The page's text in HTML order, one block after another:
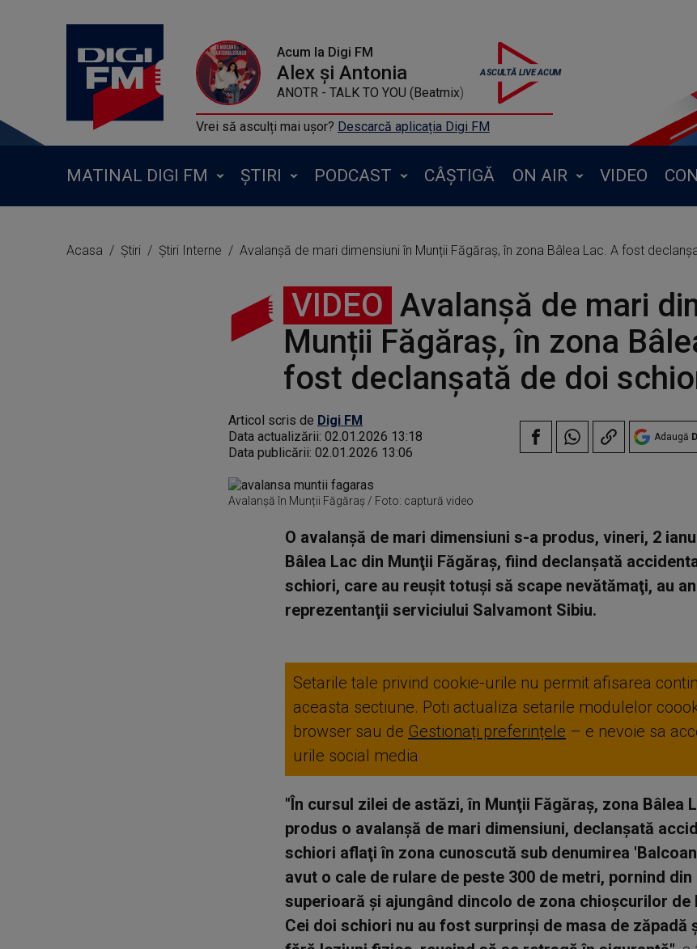
Acum la Digi FM
Alex și Antonia
ANOTR - TALK TO YOU (Beatmix)
Vrei să asculți mai ușor? Descarcă aplicația Digi FM
MATINAL DIGI FM ȘTIRI PODCAST CÂȘTIGĂ ON AIR VIDEO
Acasa Știri Știri Interne Avalanșă de mari dimensiuni în Munții Făgăraș, în zona Bâlea Lac. A fost
VIDEO Avalanșă de mari
Munții Făgăraș, în zona
fost declanșată de doi
Articol scris de Digi FM
Data actualizării: 02.01.2026 13:18
Data publicării: 02.01.2026 13:06
Adaugă
Avalanșă în Munții Făgăraș / Foto: captură video
O avalanşă de mari dimensiuni s-a produs, vineri, 2
Bâlea Lac din Munţii Făgăraş, fiind declanşată
schiori, care au reuşit totuşi să scape nevătămaţi, au
reprezentanţii serviciului Salvamont Sibiu.
Setarile tale privind cookie-urile nu permit afisarea
aceasta sectiune. Poti actualiza setarile modulelor
browser sau de Gestionați preferințele – e nevoie sa
urile social media
"În cursul zilei de astăzi, în Munţii Făgăraş, zona Bâlea
produs o avalanşă de mari dimensiuni, declanşată
schiori aflaţi în zona cunoscută sub denumirea
avut o cale de rulare de peste 300 de metri, pornind din
superioară şi ajungând dincolo de zona chioşcurilor de
Cei doi schiori nu au fost surprinşi de masa de zăpadă